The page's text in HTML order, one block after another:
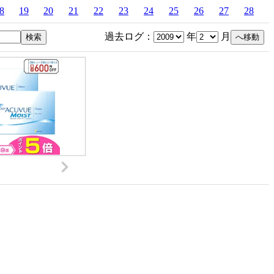
19 20 21 22 23 24 25 26 27 28
過去ログ： 年 月